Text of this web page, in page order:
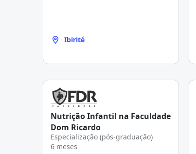
Ibirité
Nutrição Infantil na Faculdade
Dom Ricardo
Especialização (pós-graduação)
6 meses